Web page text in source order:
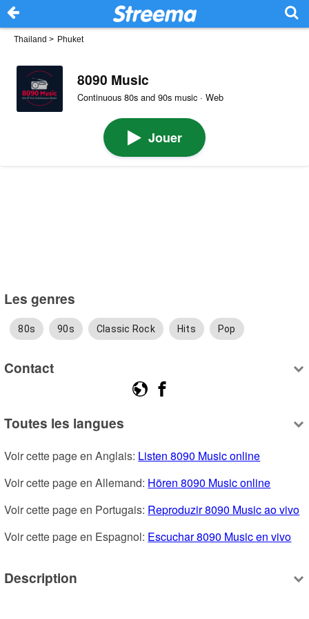
Thailand > Phuket
8090 Music
Continuous 80s and 90s music · Web
Jouer
Les genres
80s 90s Classic Rock Hits Pop
Contact
Toutes les langues
Voir cette page en Anglais: Listen 8090 Music online
Voir cette page en Allemand: Hören 8090 Music online
Voir cette page en Portugais: Reproduzir 8090 Music ao vivo
Voir cette page en Espagnol: Escuchar 8090 Music en vivo
Description